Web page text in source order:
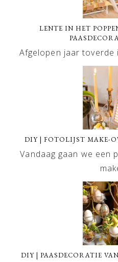
LENTE IN HET
Afgelopen jaar toverde
DIY | FOTOLIJST MAKE-
Vandaag gaan we een
DIY | PAASDECORATIE